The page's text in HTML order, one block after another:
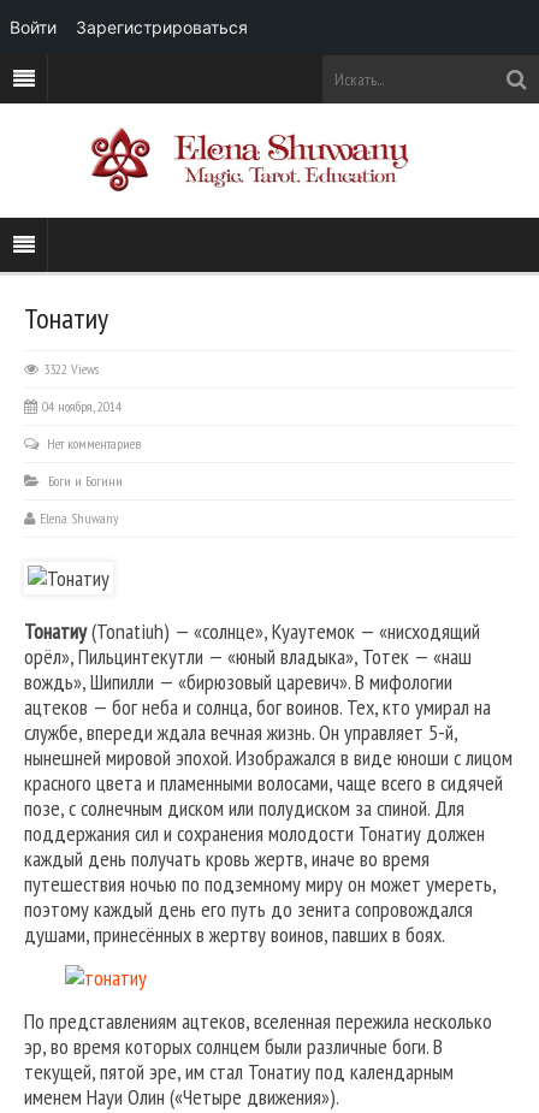
Тонатиу
3322 Views
04 ноября, 2014
Нет комментариев
Боги и Богини
Elena Shuwany
Тонатиу(Tonatiuh) — «солнце», Куаутемок — «нисходящий
орёл», Пильцинтекутли — «юный владыка», Тотек — «наш
вождь», Шипилли — «бирюзовый царевич». В мифологии
ацтеков — бог неба и солнца, бог воинов. Тех, кто умирал на
службе, впереди ждала вечная жизнь. Он управляет 5-й,
нынешней мировой эпохой. Изображался в виде юноши с лицом
красного цвета и пламенными волосами, чаще всего в сидячей
позе, с солнечным диском или полудиском за спиной. Для
поддержания сил и сохранения молодости Тонатиу должен
каждый день получать кровь жертв, иначе во время
путешествия ночью по подземному миру он может умереть,
поэтому каждый день его путь до зенита сопровождался
душами, принесённых в жертву воинов, павших в боях.
По представлениям ацтеков, вселенная пережила несколько
эр, во время которых солнцем были различные боги. В
текущей, пятой эре, им стал Тонатиу под календарным
именем Науи Олин («Четыре движения»).
Войти Зарегистрироваться